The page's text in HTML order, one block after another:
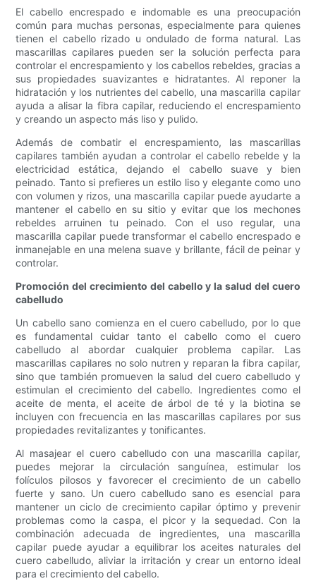
El cabello encrespado e indomable es una preocupación
común para muchas personas, especialmente para quienes
tienen el cabello rizado u ondulado de forma natural. Las
mascarillas capilares pueden ser la solución perfecta para
controlar el encrespamiento y los cabellos rebeldes, gracias a
sus propiedades suavizantes e hidratantes. Al reponer la
hidratación y los nutrientes del cabello, una mascarilla capilar
ayuda a alisar la fibra capilar, reduciendo el encrespamiento
y creando un aspecto más liso y pulido.
Además de combatir el encrespamiento, las mascarillas
capilares también ayudan a controlar el cabello rebelde y la
electricidad estática, dejando el cabello suave y bien
peinado. Tanto si prefieres un estilo liso y elegante como uno
con volumen y rizos, una mascarilla capilar puede ayudarte a
mantener el cabello en su sitio y evitar que los mechones
rebeldes arruinen tu peinado. Con el uso regular, una
mascarilla capilar puede transformar el cabello encrespado e
inmanejable en una melena suave y brillante, fácil de peinar y
controlar.
Promoción del crecimiento del cabello y la salud del cuero
cabelludo
Un cabello sano comienza en el cuero cabelludo, por lo que
es fundamental cuidar tanto el cabello como el cuero
cabelludo al abordar cualquier problema capilar. Las
mascarillas capilares no solo nutren y reparan la fibra capilar,
sino que también promueven la salud del cuero cabelludo y
estimulan el crecimiento del cabello. Ingredientes como el
aceite de menta, el aceite de árbol de té y la biotina se
incluyen con frecuencia en las mascarillas capilares por sus
propiedades revitalizantes y tonificantes.
Al masajear el cuero cabelludo con una mascarilla capilar,
puedes mejorar la circulación sanguínea, estimular los
folículos pilosos y favorecer el crecimiento de un cabello
fuerte y sano. Un cuero cabelludo sano es esencial para
mantener un ciclo de crecimiento capilar óptimo y prevenir
problemas como la caspa, el picor y la sequedad. Con la
combinación adecuada de ingredientes, una mascarilla
capilar puede ayudar a equilibrar los aceites naturales del
cuero cabelludo, aliviar la irritación y crear un entorno ideal
para el crecimiento del cabello.